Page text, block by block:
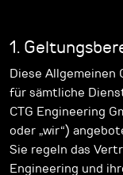
1.
Diese Allgemeinen
für sämtliche
CTG Engineering
oder „wir“)
Sie regeln das
Engineering und